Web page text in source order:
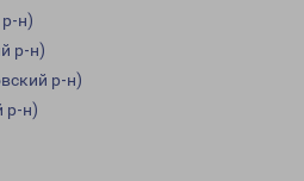
н)
р-н)
р-н)
р-н)